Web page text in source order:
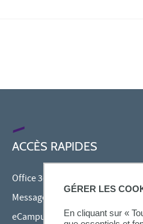
GÉRER LES
En cliquant sur «
ACCÈS RAPIDES
Office 365
Messagerie étudiante
eCampus